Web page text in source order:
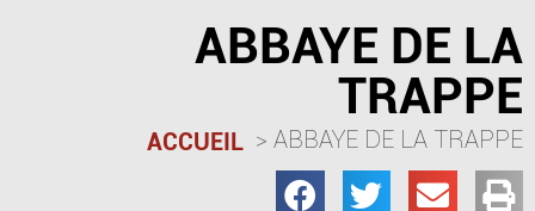
ABBAYE DE LA
TRAPPE
ACCUEIL ABBAYE DE LA TRAPPE